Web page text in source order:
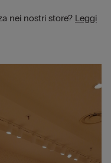
nei nostri store? Leggi